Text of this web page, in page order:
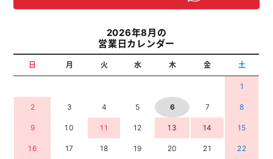
2026年8月の
営業日カレンダー
日 月 火 水 木 金 土
1
2 3 4 5 6 7 8
9 10 11 12 13 14 15
16 17 18 19 20 21 22